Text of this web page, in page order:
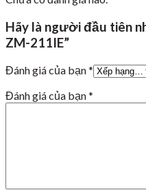
Hãy là người đầu tiên
ZM-211IE”
Đánh giá của bạn*
Đánh giá của bạn*